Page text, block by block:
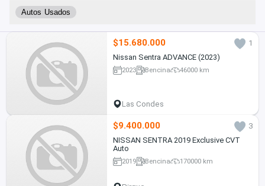
Autos Usados
$15.680.000
1
Nissan Sentra ADVANCE (2023)
2023 Bencina 46000 km
Las Condes
$9.400.000
3
NISSAN SENTRA 2019 Exclusive CVT
Auto
2019 Bencina 170000 km